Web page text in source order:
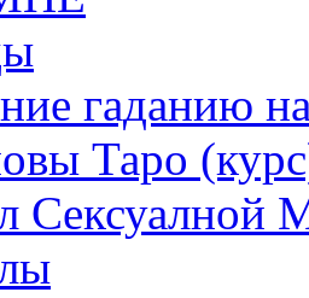
гаданию
Таро
Сексуалной